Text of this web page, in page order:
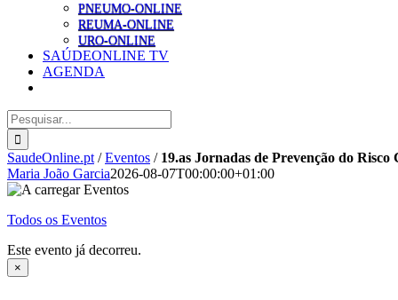
PNEUMO-ONLINE
REUMA-ONLINE
URO-ONLINE
SAÚDEONLINE TV
AGENDA
Pesquisar
SaudeOnline.pt /Eventos / 19.as Jornadas de Prevenção do
Maria João Garcia2026-08-07T00:00:00+01:00
Todos os Eventos
Este evento já decorreu.
×